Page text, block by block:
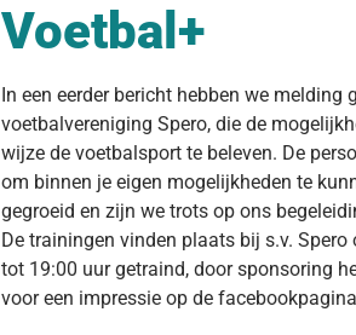
Voetbal+
In een eerder bericht hebben we
voetbalvereniging Spero, die de
wijze de voetbalsport te beleven. De
om binnen je eigen mogelijkheden te
gegroeid en zijn we trots op ons
De trainingen vinden plaats bij s.v.
tot 19:00 uur getraind, door sponsoring
voor een impressie op de